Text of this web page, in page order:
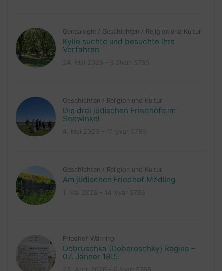
Genealogie / Geschichten / Religion und Kultur
Kylie suchte und besuchte ihre
Vorfahren
Geschichten / Religion und Kultur
Die drei jüdischen Friedhöfe im
Seewinkel
Geschichten / Religion und Kultur
Am jüdischen Friedhof Mödling
Friedhof Währing
Dobruschka (Doberoschky) Regina –
07. Jänner 1815